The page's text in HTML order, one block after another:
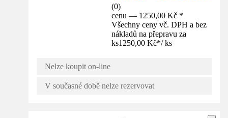
(0)
cenu — 1250,00 Kč *
Všechny ceny vč. DPH a bez
nákladů na přepravu za
ks1250,00 Kč*/ ks
Nelze koupit on-line
V současné době nelze rezervovat